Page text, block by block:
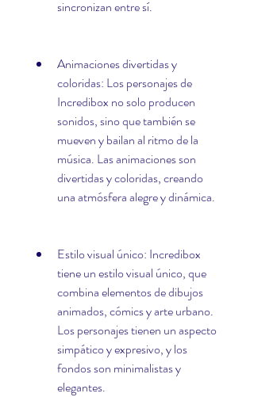
sincronizan entre sí.
Animaciones divertidas y
coloridas: Los personajes de
Incredibox no solo producen
sonidos, sino que también se
mueven y bailan al ritmo de la
música. Las animaciones son
divertidas y coloridas, creando
una atmósfera alegre y dinámica.
Estilo visual único: Incredibox
tiene un estilo visual único, que
combina elementos de dibujos
animados, cómics y arte urbano.
Los personajes tienen un aspecto
simpático y expresivo, y los
fondos son minimalistas y
elegantes.